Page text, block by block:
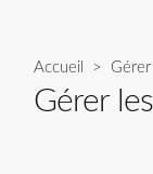
Accueil > Gérer
Gérer